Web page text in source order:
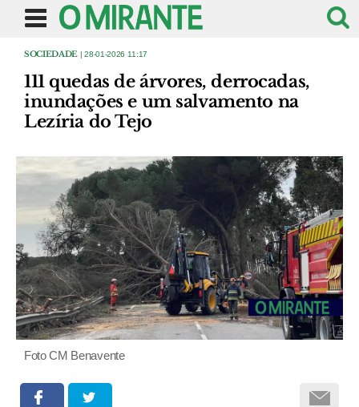
SOCIEDADE | 28-01-2026 11:17
111 quedas de árvores, derrocadas,
inundações e um salvamento na
Lezíria do Tejo
Foto CM Benavente